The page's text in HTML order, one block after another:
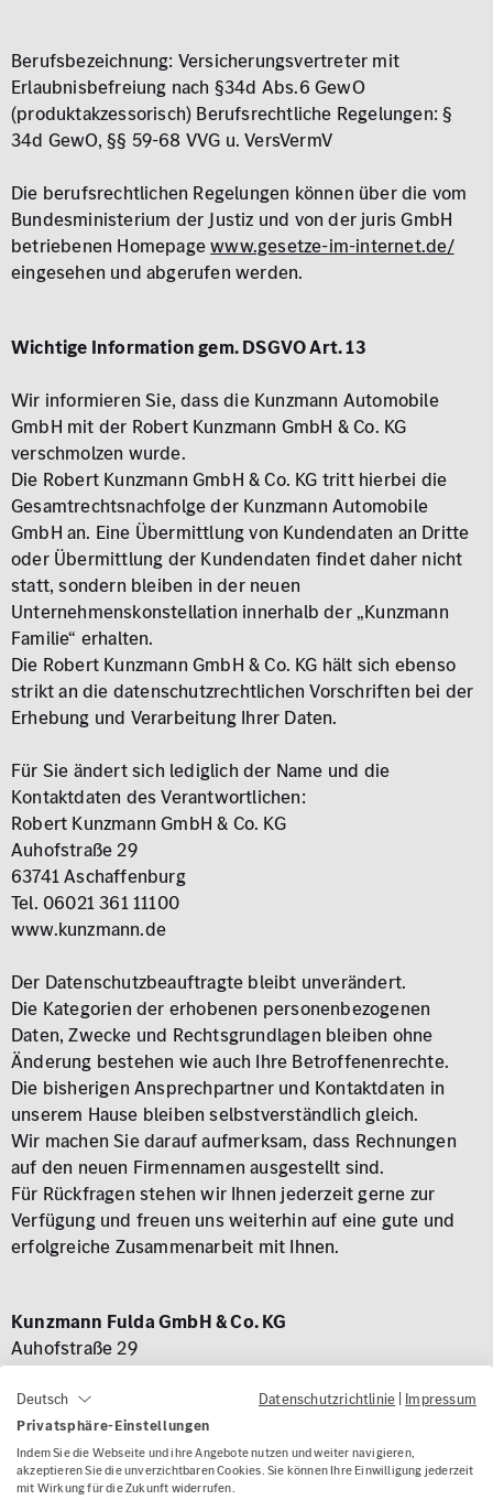
Berufsbezeichnung: Versicherungsvertreter mit
Erlaubnisbefreiung nach §34d Abs.6 GewO
(produktakzessorisch) Berufsrechtliche Regelungen: §
34d GewO, §§ 59-68 VVG u. VersVermV
Die berufsrechtlichen Regelungen können über die vom
Bundesministerium der Justiz und von der juris GmbH
betriebenen Homepagewww.gesetze-im-internet.de/
eingesehen und abgerufen werden.
Wichtige Information gem. DSGVO Art. 13
Wir informieren Sie, dass die Kunzmann Automobile
GmbH mit der Robert Kunzmann GmbH & Co. KG
verschmolzen wurde.
Die Robert Kunzmann GmbH & Co. KG tritt hierbei die
Gesamtrechtsnachfolge der Kunzmann Automobile
GmbH an. Eine Übermittlung von Kundendaten an Dritte
oder Übermittlung der Kundendaten findet daher nicht
statt, sondern bleiben in der neuen
Unternehmenskonstellation innerhalb der „Kunzmann
Familie“ erhalten.
Die Robert Kunzmann GmbH & Co. KG hält sich ebenso
strikt an die datenschutzrechtlichen Vorschriften bei der
Erhebung und Verarbeitung Ihrer Daten.
Für Sie ändert sich lediglich der Name und die
Kontaktdaten des Verantwortlichen:
Robert Kunzmann GmbH & Co. KG
Auhofstraße 29
63741 Aschaffenburg
Tel. 06021 361 11100
www.kunzmann.de
Der Datenschutzbeauftragte bleibt unverändert.
Die Kategorien der erhobenen personenbezogenen
Daten, Zwecke und Rechtsgrundlagen bleiben ohne
Änderung bestehen wie auch Ihre Betroffenenrechte.
Die bisherigen Ansprechpartner und Kontaktdaten in
unserem Hause bleiben selbstverständlich gleich.
Wir machen Sie darauf aufmerksam, dass Rechnungen
auf den neuen Firmennamen ausgestellt sind.
Für Rückfragen stehen wir Ihnen jederzeit gerne zur
Verfügung und freuen uns weiterhin auf eine gute und
erfolgreiche Zusammenarbeit mit Ihnen.
Kunzmann Fulda GmbH & Co. KG
Auhofstraße 29
63741 Aschaffenburg - Damm
Telefon: 06021-361-11 100
E-Mail:info-fulda@kunzmann.de
Deutsch Datenschutzrichtlinie | Impressum
Privatsphäre-Einstellungen
Indem Sie die Webseite und ihre Angebote nutzen und weiter navigieren,
akzeptieren Sie die unverzichtbaren Cookies. Sie können Ihre Einwilligung jederzeit
mit Wirkung für die Zukunft widerrufen.